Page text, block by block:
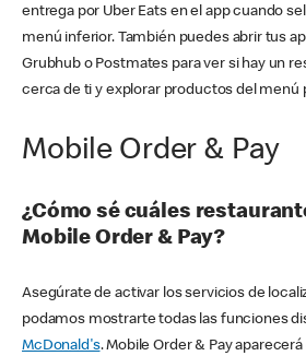
entrega por Uber Eats en el app cuando
menú inferior. También puedes abrir tus
Grubhub o Postmates para ver si hay un
cerca de ti y explorar productos del menú
Mobile Order & Pay
¿Cómo sé cuáles
Mobile Order & Pay?
Asegúrate de activar los servicios de
podamos mostrarte todas las funciones
McDonald's. Mobile Order & Pay aparecerá